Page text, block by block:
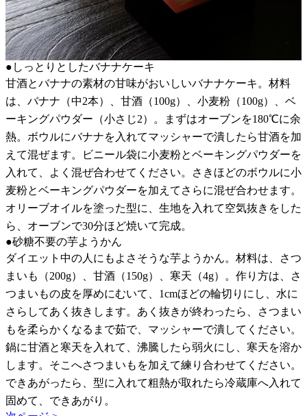
●しっとりとしたバナナケーキ
甘酒とバナナの素材の甘味がおいしいバナナケーキ。材料
は、バナナ（中2本）、甘酒（100g）、小麦粉（100g）、ベ
ーキングパウダー（小さじ2）。まずはオーブンを180℃に余
熱。ボウルにバナナを入れてマッシャーで潰したら甘酒を加
えて混ぜます。ビニール袋に小麦粉とベーキングパウダーを
入れて、よく混ぜ合わせてください。さきほどのボウルに小
麦粉とベーキングパウダーを加えてさらに混ぜ合わせます。
オリーブオイルを塗った型に、生地を入れて空気抜きをした
ら、オーブンで30分ほど焼いて完成。
●砂糖不要の芋ようかん
ダイエット中の人にもよさそうな芋ようかん。材料は、さつ
まいも（200g）、甘酒（150g）、寒天（4g）。作り方は、さ
つまいもの皮を厚めにむいて、1cmほどの輪切りにし、水に
さらしてあく抜きします。あく抜きが終わったら、さつまい
もを柔らかくなるまで茹で、マッシャーで潰してください。
鍋に甘酒と寒天を入れて、沸騰したら弱火にし、寒天を溶か
します。そこへさつまいもを加えて練り合わせてください。
できあがったら、型に入れて粗熱が取れたら冷蔵庫へ入れて
固めて、できあがり。